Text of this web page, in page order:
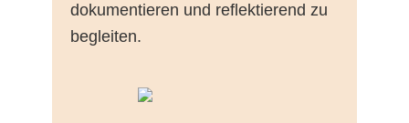
dokumentieren und reflektierend zu
begleiten.